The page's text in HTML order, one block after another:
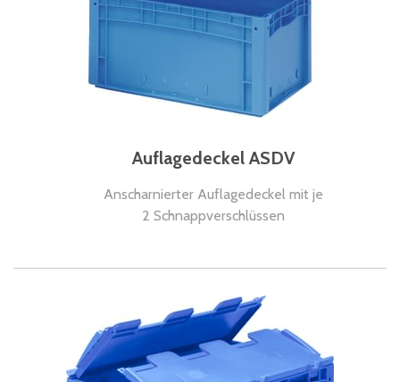
Auflagedeckel ASDV
Anscharnierter Auflagedeckel mit je
2 Schnappverschlüssen